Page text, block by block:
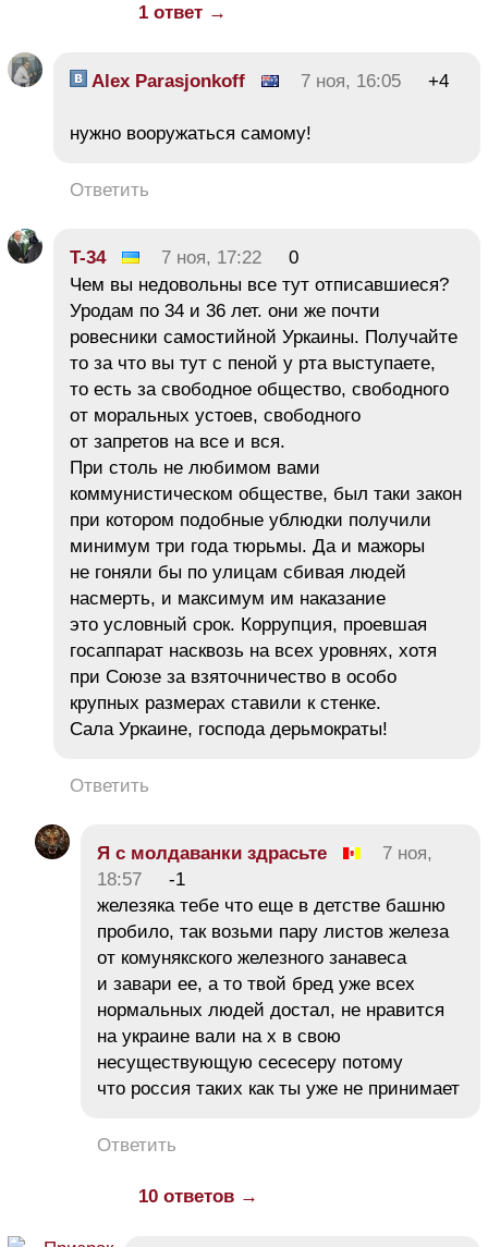
1 ответ →
Alex Parasjonkoff 7 ноя, 16:05 +4
нужно вооружаться самому!
Ответить
T-34 7 ноя, 17:22
0
Чем вы недовольны все тут отписавшиеся?
Уродам по 34 и 36 лет. они же почти
ровесники самостийной Уркаины. Получайте
то за что вы тут с пеной у рта выступаете,
то есть за свободное общество, свободного
от моральных устоев, свободного
от запретов на все и вся.
При столь не любимом вами
коммунистическом обществе, был таки закон
при котором подобные ублюдки получили
минимум три года тюрьмы. Да и мажоры
не гоняли бы по улицам сбивая людей
насмерть, и максимум им наказание
это условный срок. Коррупция, проевшая
госаппарат насквозь на всех уровнях, хотя
при Союзе за взяточничество в особо
крупных размерах ставили к стенке.
Сала Уркаине, господа дерьмократы!
Ответить
Я с молдаванки здрасьте
7 ноя,
18:57
-1
железяка тебе что еще в детстве башню
пробило, так возьми пару листов железа
от комунякского железного занавеса
и завари ее, а то твой бред уже всех
нормальных людей достал, не нравится
на украине вали на х в свою
несуществующую сесесеру потому
что россия таких как ты уже не принимает
Ответить
10 ответов →